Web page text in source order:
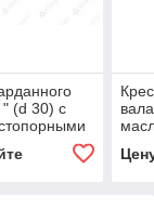
(d 30) с